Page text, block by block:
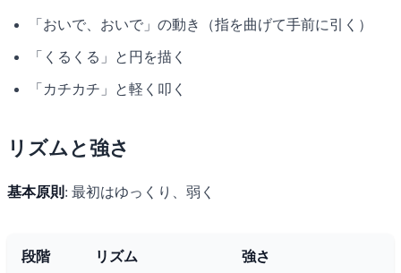
「おいで、おいで」の動き（指を曲げて手前に引く）
「くるくる」と円を描く
「カチカチ」と軽く叩く
リズムと強さ
基本原則 : 最初はゆっくり、弱く
段階 リズム 強さ